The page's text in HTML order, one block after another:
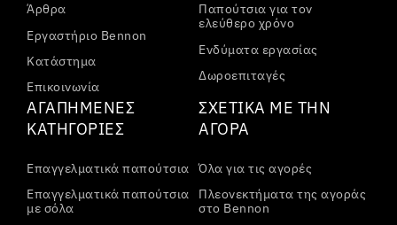
Άρθρα
Εργαστήριο Bennon
Κατάστημα
Επικοινωνία
Παπούτσια για τον
ελεύθερο χρόνο
Ενδύματα εργασίας
Δωροεπιταγές
ΑΓΑΠΗΜΈΝΕΣ
ΚΑΤΗΓΟΡΊΕΣ
Επαγγελματικά παπούτσια
Επαγγελματικά παπούτσια
με σόλα
ΣΧΕΤΙΚΆ ΜΕ ΤΗΝ
ΑΓΟΡΆ
Όλα για τις αγορές
Πλεονεκτήματα της αγοράς
στο Bennon